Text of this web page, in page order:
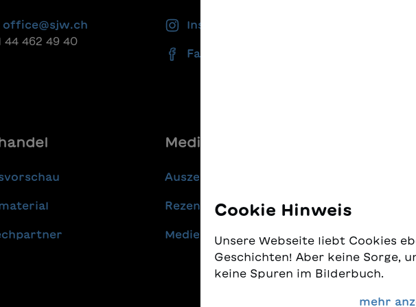
office@sjw.ch
44 462 49 40
Instagram
Facebook
Media
Auszeichnungen
Rezensionen
Medienmitteilungen
Cookie Hinweis
Unsere Webseite liebt Cookies
Geschichten! Aber keine Sorge,
keine Spuren im Bilderbuch.
Wir nehmen den Schutz Ihrer
mehr